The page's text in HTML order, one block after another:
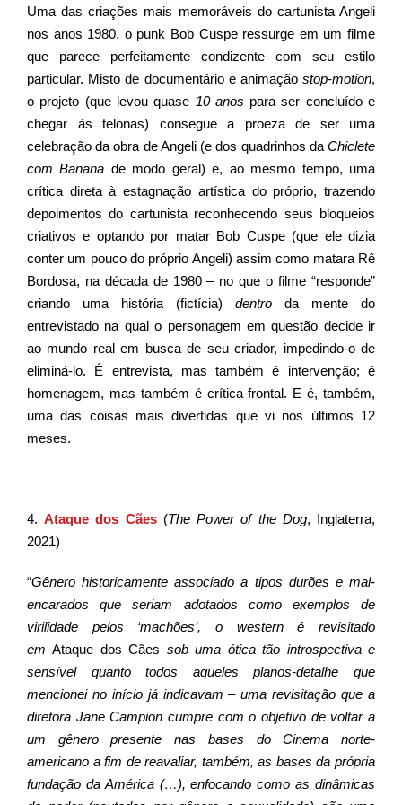
Uma das criações mais memoráveis do cartunista Angeli
nos anos 1980, o punk Bob Cuspe ressurge em um filme
que parece perfeitamente condizente com seu estilo
particular. Misto de documentário e animação stop-motion,
o projeto (que levou quase 10 anos para ser concluído e
chegar às telonas) consegue a proeza de ser uma
celebração da obra de Angeli (e dos quadrinhos da Chiclete
com Banana de modo geral) e, ao mesmo tempo, uma
crítica direta à estagnação artística do próprio, trazendo
depoimentos do cartunista reconhecendo seus bloqueios
criativos e optando por matar Bob Cuspe (que ele dizia
conter um pouco do próprio Angeli) assim como matara Rê
Bordosa, na década de 1980 – no que o filme “responde”
criando uma história (fictícia) dentro da mente do
entrevistado na qual o personagem em questão decide ir
ao mundo real em busca de seu criador, impedindo-o de
eliminá-lo. É entrevista, mas também é intervenção; é
homenagem, mas também é crítica frontal. E é, também,
uma das coisas mais divertidas que vi nos últimos 12
meses.
4.Ataque dos Cães(The Power of the Dog, Inglaterra,
2021)
“Gênero historicamente associado a tipos durões e mal-
encarados que seriam adotados como exemplos de
virilidade pelos ‘machões’, o western é revisitado
emAtaque dos Cães sob uma ótica tão introspectiva e
sensível quanto todos aqueles planos-detalhe que
mencionei no início já indicavam – uma revisitação que a
diretora Jane Campion cumpre com o objetivo de voltar a
um gênero presente nas bases do Cinema norte-
americano a fim de reavaliar, também, as bases da própria
fundação da América (…), enfocando como as dinâmicas